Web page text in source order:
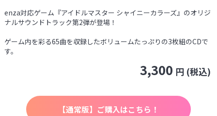
enza対応ゲーム『アイドルマスター シャイニーカラーズ』のオリジ
ナルサウンドトラック第2弾が登場！
ゲーム内を彩る65曲を収録したボリュームたっぷりの3枚組のCDで
す。
3,300 円 (税込)
【通常版】ご購入はこちら！